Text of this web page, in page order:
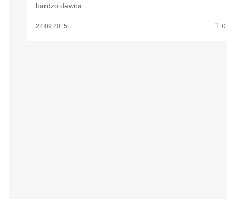
bardzo dawna.
22.09.2015 0